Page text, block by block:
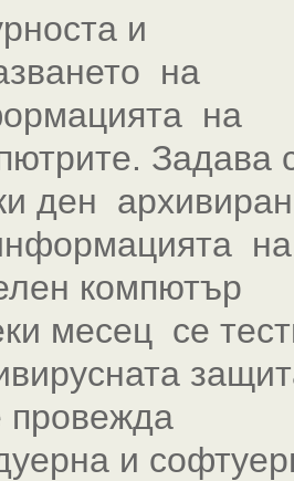
и
на
на
Задава
ден
на
компютър
месец се
провежда
и